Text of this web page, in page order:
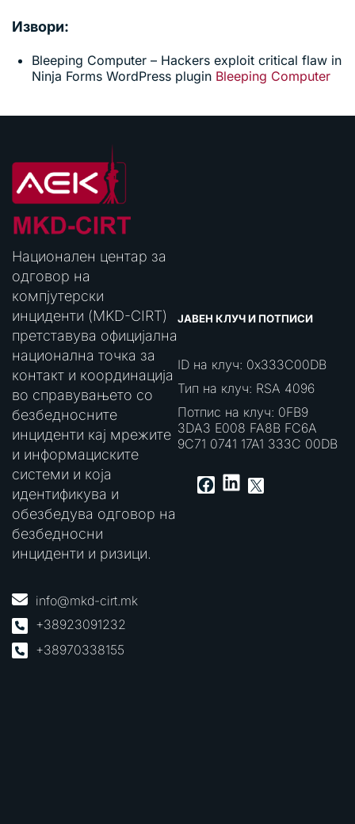
Извори:
Bleeping Computer – Hackers exploit critical flaw in
Ninja Forms WordPress plugin Bleeping Computer
Национален центар за
одговор на
компјутерски
инциденти (MKD-CIRT)
претставува официјална
национална точка за
контакт и координација
во справувањето со
безбедносните
инциденти кај мрежите
и информациските
системи и која
идентификува и
обезбедува одговор на
безбедносни
инциденти и ризици.
info@mkd-cirt.mk
+38923091232
+38970338155
ЈАВЕН КЛУЧ И ПОТПИСИ
ID на клуч: 0x333C00DB
Тип на клуч: RSA 4096
Потпис на клуч: 0FB9
3DA3 E008 FA8B FC6A
9C71 0741 17A1 333C 00DB
Facebook
LinkedIn
X